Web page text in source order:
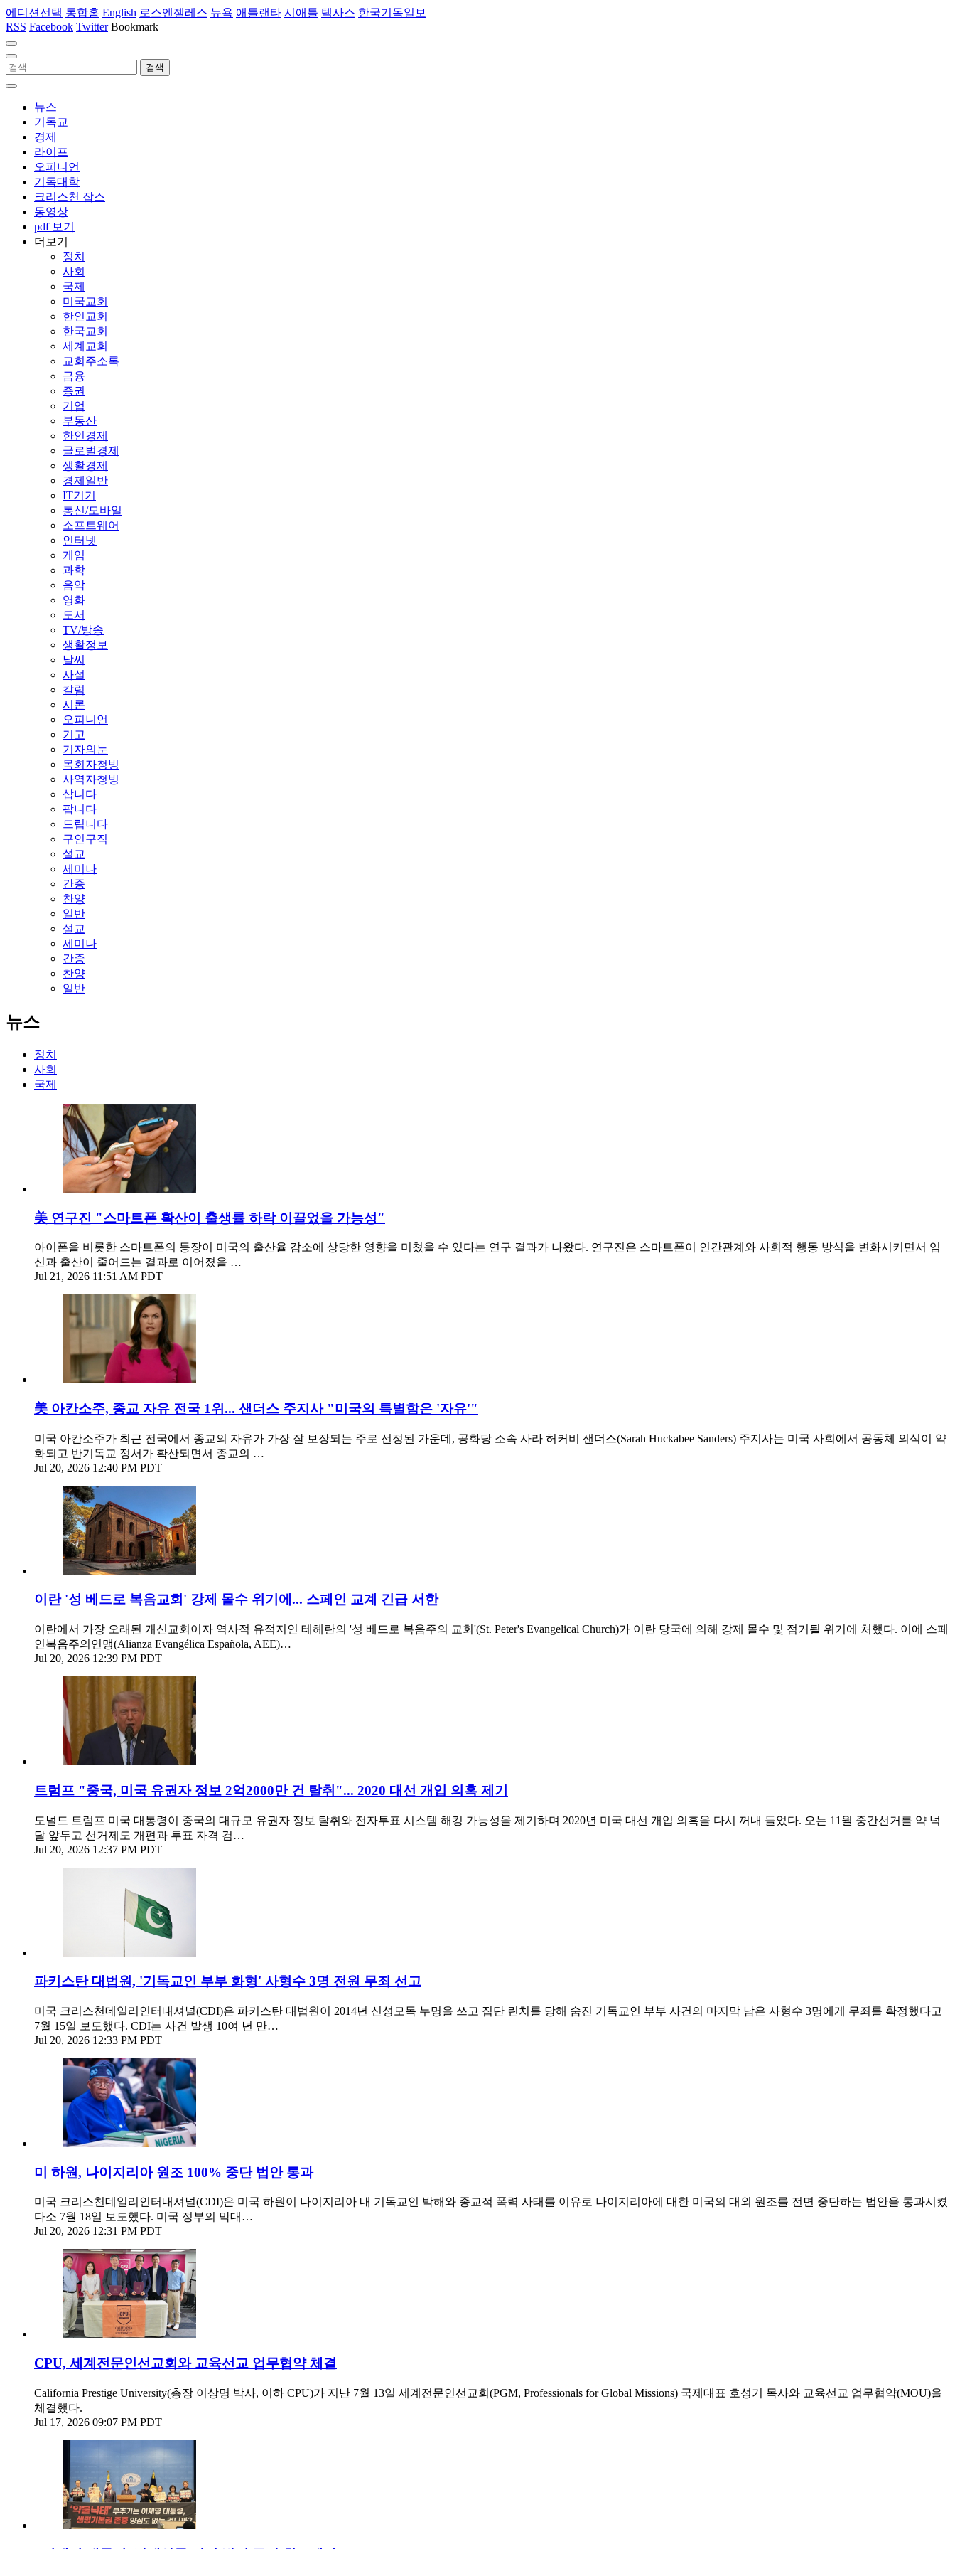
에디션선택 통합홈 English 로스엔젤레스 뉴욕 애틀랜타 시애틀 텍사스 한국기독일보
RSS Facebook Twitter Bookmark
뉴스
기독교
경제
라이프
오피니언
기독대학
크리스천 잡스
동영상
pdf 보기
더보기
정치
사회
국제
미국교회
한인교회
한국교회
세계교회
교회주소록
금융
증권
기업
부동산
한인경제
글로벌경제
생활경제
경제일반
IT기기
통신/모바일
소프트웨어
인터넷
게임
과학
음악
영화
도서
TV/방송
생활정보
날씨
사설
칼럼
시론
오피니언
기고
기자의눈
목회자청빙
사역자청빙
삽니다
팝니다
드립니다
구인구직
설교
세미나
간증
찬양
일반
설교
세미나
간증
찬양
일반
뉴스
정치
사회
국제
美 연구진 "스마트폰 확산이 출생률 하락 이끌었을 가능성"
아이폰을 비롯한 스마트폰의 등장이 미국의 출산율 감소에 상당한 영향을 미쳤을 수 있다는 연구 결과가 나왔다. 연구진은 스마트폰이 인간관계와 사회적 행동 방식을 변화시키면서 임
신과 출산이 줄어드는 결과로 이어졌을 …
Jul 21, 2026 11:51 AM PDT
美 아칸소주, 종교 자유 전국 1위... 샌더스 주지사 "미국의 특별함은 '자유'"
미국 아칸소주가 최근 전국에서 종교의 자유가 가장 잘 보장되는 주로 선정된 가운데, 공화당 소속 사라 허커비 샌더스(Sarah Huckabee Sanders) 주지사는 미국 사회에서 공동체 의식이 약
화되고 반기독교 정서가 확산되면서 종교의 …
Jul 20, 2026 12:40 PM PDT
이란 '성 베드로 복음교회' 강제 몰수 위기에... 스페인 교계 긴급 서한
이란에서 가장 오래된 개신교회이자 역사적 유적지인 테헤란의 '성 베드로 복음주의 교회'(St. Peter's Evangelical Church)가 이란 당국에 의해 강제 몰수 및 점거될 위기에 처했다. 이에 스페
인복음주의연맹(Alianza Evangélica Española, AEE)…
Jul 20, 2026 12:39 PM PDT
트럼프 "중국, 미국 유권자 정보 2억2000만 건 탈취"... 2020 대선 개입 의혹 제기
도널드 트럼프 미국 대통령이 중국의 대규모 유권자 정보 탈취와 전자투표 시스템 해킹 가능성을 제기하며 2020년 미국 대선 개입 의혹을 다시 꺼내 들었다. 오는 11월 중간선거를 약 넉
달 앞두고 선거제도 개편과 투표 자격 검…
Jul 20, 2026 12:37 PM PDT
파키스탄 대법원, '기독교인 부부 화형' 사형수 3명 전원 무죄 선고
미국 크리스천데일리인터내셔널(CDI)은 파키스탄 대법원이 2014년 신성모독 누명을 쓰고 집단 린치를 당해 숨진 기독교인 부부 사건의 마지막 남은 사형수 3명에게 무죄를 확정했다고
7월 15일 보도했다. CDI는 사건 발생 10여 년 만…
Jul 20, 2026 12:33 PM PDT
미 하원, 나이지리아 원조 100% 중단 법안 통과
미국 크리스천데일리인터내셔널(CDI)은 미국 하원이 나이지리아 내 기독교인 박해와 종교적 폭력 사태를 이유로 나이지리아에 대한 미국의 대외 원조를 전면 중단하는 법안을 통과시켰
다소 7월 18일 보도했다. 미국 정부의 막대…
Jul 20, 2026 12:31 PM PDT
CPU, 세계전문인선교회와 교육선교 업무협약 체결
California Prestige University(총장 이상명 박사, 이하 CPU)가 지난 7월 13일 세계전문인선교회(PGM, Professionals for Global Missions) 국제대표 호성기 목사와 교육선교 업무협약(MOU)을
체결했다.
Jul 17, 2026 09:07 PM PDT